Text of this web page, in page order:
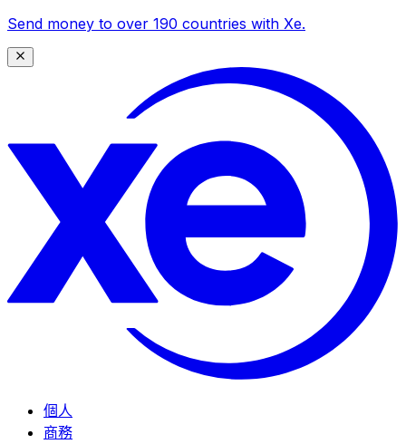
Send money to over 190 countries with Xe.
個人
商務